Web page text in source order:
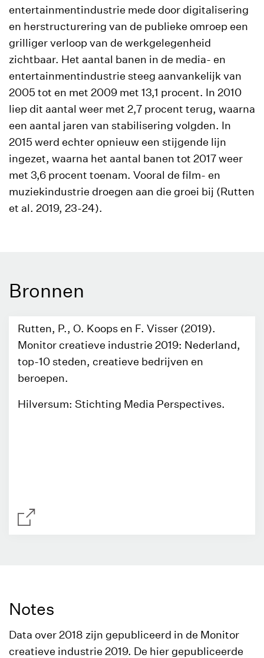
entertainmentindustrie mede door digitalisering
en herstructurering van de publieke omroep een
grilliger verloop van de werkgelegenheid
zichtbaar. Het aantal banen in de media- en
entertainmentindustrie steeg aanvankelijk van
2005 tot en met 2009 met 13,1 procent. In 2010
liep dit aantal weer met 2,7 procent terug, waarna
een aantal jaren van stabilisering volgden. In
2015 werd echter opnieuw een stijgende lijn
ingezet, waarna het aantal banen tot 2017 weer
met 3,6 procent toenam. Vooral de film- en
muziekindustrie droegen aan die groei bij (Rutten
et al. 2019, 23-24).
Bronnen
Rutten, P., O. Koops en F. Visser (2019).
Monitor creatieve industrie 2019: Nederland,
top-10 steden, creatieve bedrijven en
beroepen.
Hilversum: Stichting Media Perspectives.
Notes
Data over 2018 zijn gepubliceerd in de Monitor
creatieve industrie 2019. De hier gepubliceerde